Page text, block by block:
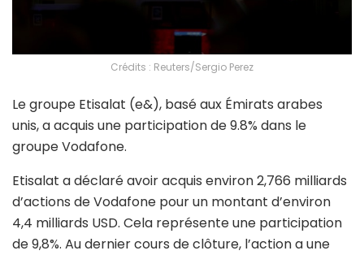
Crédits : Reuters/Sergio Perez
Le groupe Etisalat (e&), basé aux Émirats arabes
unis, a acquis une participation de 9.8% dans le
groupe Vodafone.
Etisalat a déclaré avoir acquis environ 2,766 milliards
d’actions de Vodafone pour un montant d’environ
4,4 milliards USD. Cela représente une participation
de 9,8%. Au dernier cours de clôture, l’action a une